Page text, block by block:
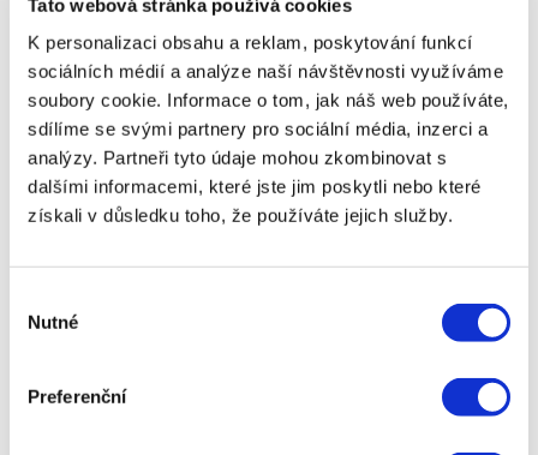
Tato webová stránka používá cookies
K personalizaci obsahu a reklam, poskytování funkcí
sociálních médií a analýze naší návštěvnosti využíváme
soubory cookie. Informace o tom, jak náš web používáte,
sdílíme se svými partnery pro sociální média, inzerci a
analýzy. Partneři tyto údaje mohou zkombinovat s
dalšími informacemi, které jste jim poskytli nebo které
získali v důsledku toho, že používáte jejich služby.
souhlasu
Nutné
Preferenční
sankcí, což mohou být důležité faktory při výběru
půjčky. Na co si dát pozor při porovnávání RPSN?
Při porovnávání RPSN různých půjček je důležité
mít na paměti několik věcí:
Porovnávejte podobné půjčky Porovnávejte RPSN
pouze u půjček se stejnou dobou splatnosti a
podobnými podmínkami. RPSN u krátkodobých
půjček může být mnohem vyšší než u
dlouhodobých úvěrů, protože se náklady rozloží na
mohou nabízet akční úrokové sazby nebo jiné
porovnáváte, zahrnuje všechny náklady i po